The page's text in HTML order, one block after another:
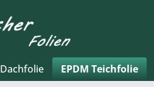
EPDM Teichfolie